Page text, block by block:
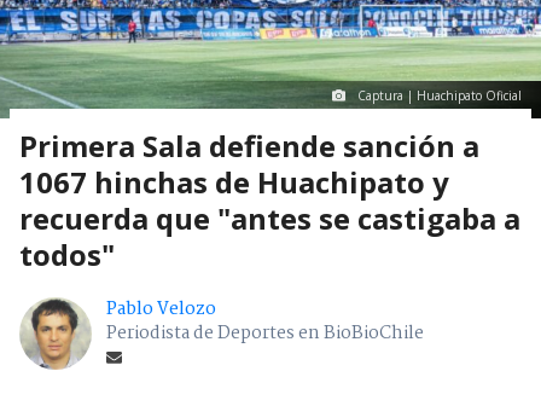
Captura | Huachipato Oficial
Primera Sala defiende sanción a
1067 hinchas de Huachipato y
recuerda que "antes se castigaba a
todos"
Pablo Velozo
Periodista de Deportes en BioBioChile